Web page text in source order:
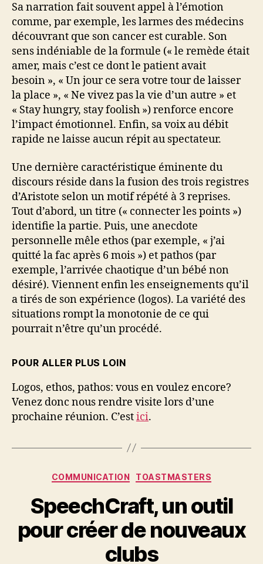
Sa narration fait souvent appel à l’émotion
comme, par exemple, les larmes des médecins
découvrant que son cancer est curable. Son
sens indéniable de la formule (« le remède était
amer, mais c’est ce dont le patient avait
besoin », « Un jour ce sera votre tour de laisser
la place », « Ne vivez pas la vie d’un autre » et
« Stay hungry, stay foolish ») renforce encore
l’impact émotionnel. Enfin, sa voix au débit
rapide ne laisse aucun répit au spectateur.
Une dernière caractéristique éminente du
discours réside dans la fusion des trois registres
d’Aristote selon un motif répété à 3 reprises.
Tout d’abord, un titre (« connecter les points »)
identifie la partie. Puis, une anecdote
personnelle mêle ethos (par exemple, « j’ai
quitté la fac après 6 mois ») et pathos (par
exemple, l’arrivée chaotique d’un bébé non
désiré). Viennent enfin les enseignements qu’il
a tirés de son expérience (logos). La variété des
situations rompt la monotonie de ce qui
pourrait n’être qu’un procédé.
POUR ALLER PLUS LOIN
Logos, ethos, pathos: vous en voulez encore?
Venez donc nous rendre visite lors d’une
prochaine réunion. C’estici.
Catégories
COMMUNICATION TOASTMASTERS
SpeechCraft, un outil
pour créer de nouveaux
clubs